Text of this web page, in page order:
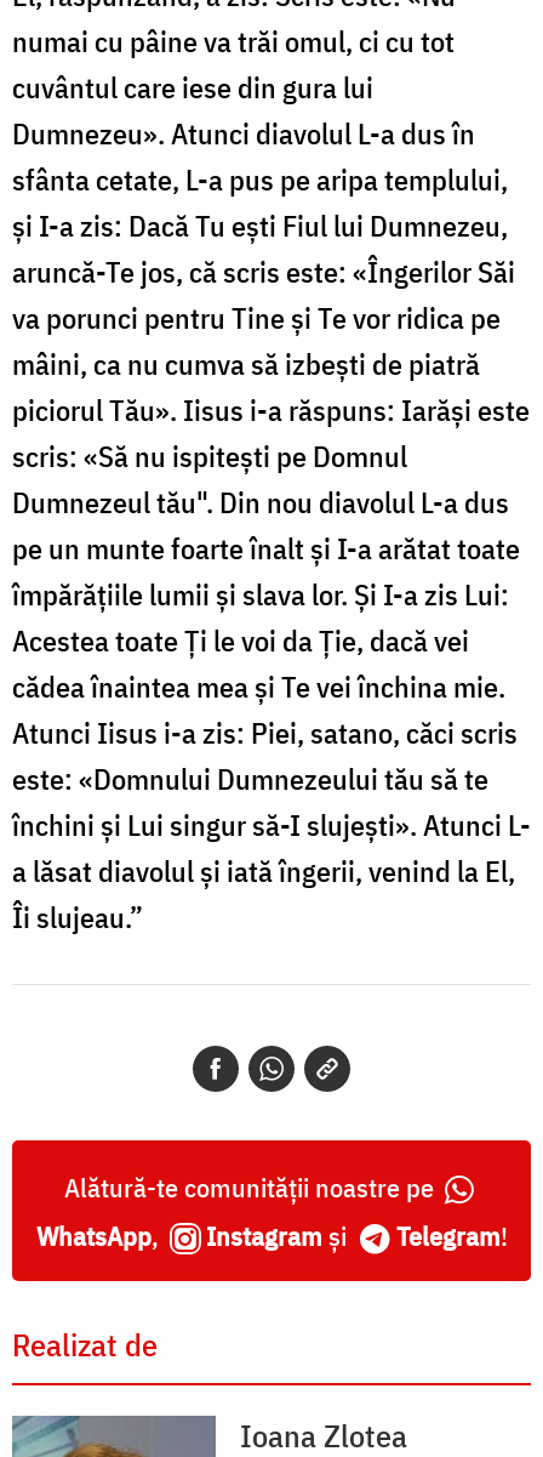
numai cu pâine va trăi omul, ci cu tot
cuvântul care iese din gura lui
Dumnezeu». Atunci diavolul L-a dus în
sfânta cetate, L-a pus pe aripa templului,
şi I-a zis: Dacă Tu eşti Fiul lui Dumnezeu,
aruncă-Te jos, că scris este: «Îngerilor Săi
va porunci pentru Tine şi Te vor ridica pe
mâini, ca nu cumva să izbeşti de piatră
piciorul Tău». Iisus i-a răspuns: Iarăşi este
scris: «Să nu ispiteşti pe Domnul
Dumnezeul tău". Din nou diavolul L-a dus
pe un munte foarte înalt şi I-a arătat toate
împărăţiile lumii şi slava lor. Şi I-a zis Lui:
Acestea toate Ţi le voi da Ţie, dacă vei
cădea înaintea mea şi Te vei închina mie.
Atunci Iisus i-a zis: Piei, satano, căci scris
este: «Domnului Dumnezeului tău să te
închini şi Lui singur să-I slujeşti». Atunci L-
a lăsat diavolul şi iată îngerii, venind la El,
Îi slujeau.”
Alătură-te comunității noastre pe
WhatsApp, Instagram și Telegram!
Realizat de
Ioana Zlotea